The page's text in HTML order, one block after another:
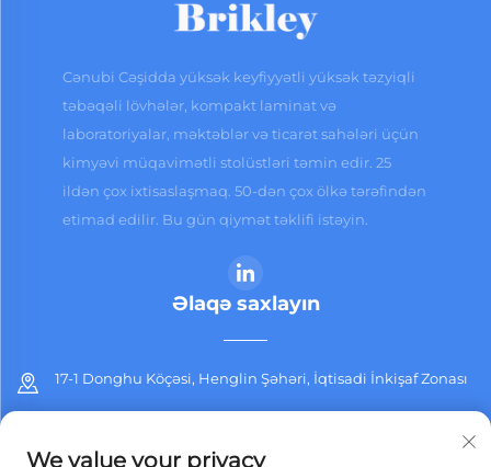
Cənubi Cəşidda yüksək keyfiyyətli yüksək təzyiqli
təbəqəli lövhələr, kompakt laminat və
laboratoriyalar, məktəblər və ticarət sahələri üçün
kimyəvi müqavimətli stolüstləri təmin edir. 25
ildən çox ixtisaslaşmaq. 50-dən çox ölkə tərəfindən
etimad edilir. Bu gün qiymət təklifi istəyin.
Əlaqə saxlayın
17-1 Donghu Köçəsi, Henglin Şəhəri, İqtisadi İnkişaf Zonası
We value your privacy